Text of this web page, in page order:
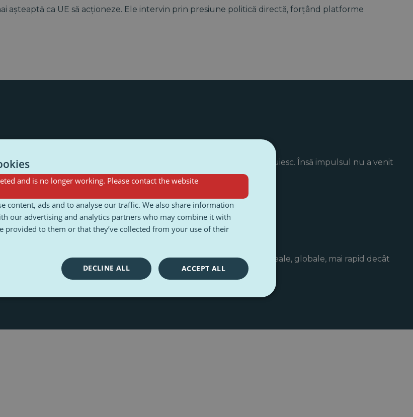
așteaptă ca UE să acționeze. Ele intervin prin presiune politică directă, forțând platforme
să fie trase la răspundere pentru conținutul pe care îl găzduiesc. Însă impulsul nu a venit
naționale.
de a aplica legea coordonat și armonizat?
reglementare fragmentat în Europa?
naționale pot, în anumite circumstanțe, să impună schimbări reale, globale, mai rapid decât
and is no longer working. Please contact the website
content, ads and to analyse our traffic. We also share information
our advertising and analytics partners who may combine it with
provided to them or that they’ve collected from your use of their
ACCEPT ALL
DECLINE ALL